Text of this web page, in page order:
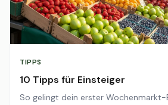
TIPPS
10 Tipps für Einsteiger
So gelingt dein erster Wochenmarkt-